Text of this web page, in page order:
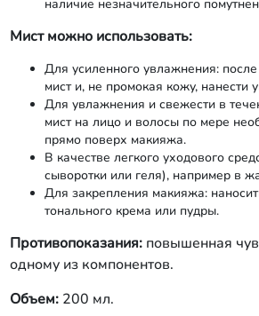
наличие незначительного
Мист можно использовать:
Для усиленного увлажнения:
мист и, не промокая кожу,
Для увлажнения и свежести в
мист на лицо и волосы по мере
прямо поверх макияжа.
В качестве легкого уходового
сыворотки или геля), например в
Для закрепления макияжа:
тонального крема или пудры.
Противопоказания: повышенная
одному из компонентов.
Объем: 200 мл.